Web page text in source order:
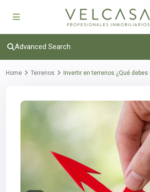
Advanced Search
Home Terrenos Invertir en terrenos ¿Qué debes